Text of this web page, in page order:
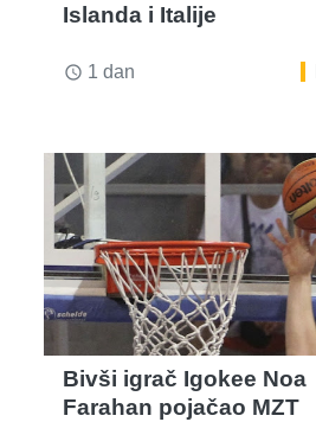
Islanda i Italije
access_time 1 dan
Bivši igrač Igokee Noa
Farahan pojačao MZT